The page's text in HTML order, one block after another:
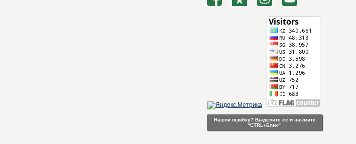
Нашли ошибку? Выделите ее и нажмите
"CTRL+Enter"